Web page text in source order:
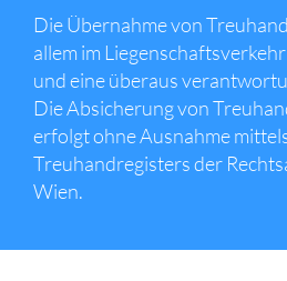
Die Übernahme von
allem im
und eine überaus
Die Absicherung von
erfolgt ohne Ausnahme
Treuhandregisters der
Wien.